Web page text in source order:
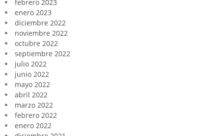
febrero 2023
enero 2023
diciembre 2022
noviembre 2022
octubre 2022
septiembre 2022
julio 2022
junio 2022
mayo 2022
abril 2022
marzo 2022
febrero 2022
enero 2022